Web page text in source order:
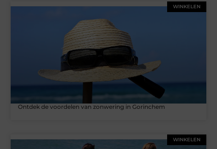
WINKELEN
Ontdek de voordelen van zonwering in Gorinchem
WINKELEN